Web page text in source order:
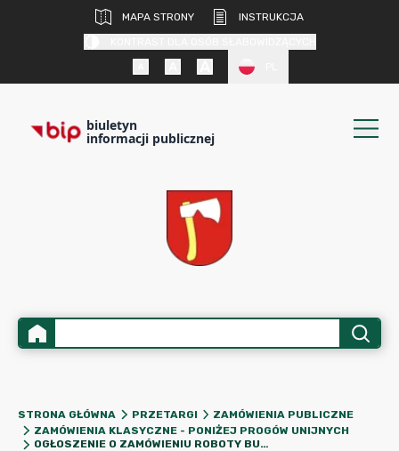
MAPA STRONY
INSTRUKCJA
biuletyn
informacji publicznej
STRONA GŁÓWNA PRZETARGI
ZAMÓWIENIA PUBLICZNE
ZAMÓWIENIA KLASYCZNE - PONIŻEJ PROGÓW UNIJNYCH
OGŁOSZENIE O ZAMÓWIENIU ROBOTY BUDOWLANE - BIEŻĄCE UTRZYMANIE DRÓG NA TERENIE GMINY KRAJENKA W 2020 ROKU